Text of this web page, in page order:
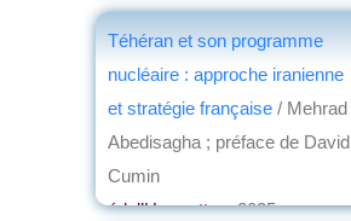
Téhéran et son programme
nucléaire : approche iranienne
et stratégie française / Mehrad
Abedisagha ; préface de David
Cumin
éd. l’Harmattan, 2025